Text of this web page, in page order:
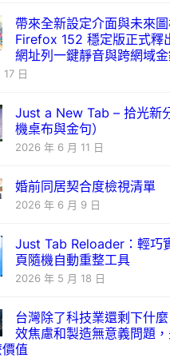
帶來全新設定介面與未來圖
Firefox 152 穩定版正式釋
網址列一鍵靜音與跨網域金
日
Just a New Tab – 拾光新
機桌布與金句）
2026 年 6 月 11 日
婚前同居契合度檢視清單
2026 年 6 月 9 日
Just Tab Reloader：輕巧
頁隨機自動重整工具
2026 年 5 月 18 日
台灣除了科技業還剩下什
效焦慮和製造無意義問題
值